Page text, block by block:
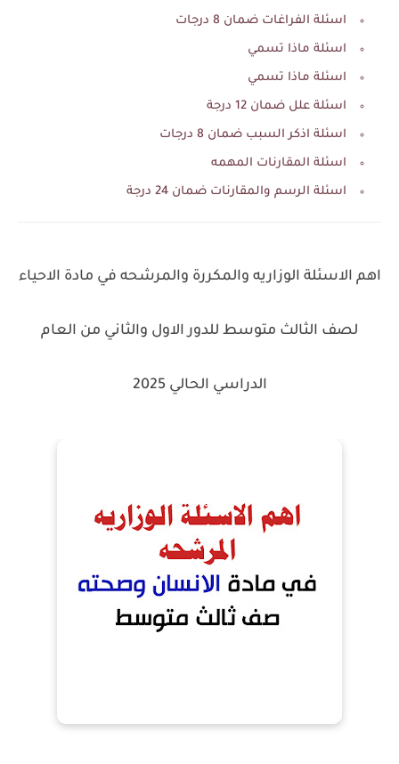
اسئلة الفراغات ضمان 8 درجات
اسئلة ماذا تسمي
اسئلة ماذا تسمي
اسئلة علل ضمان 12 درجة
اسئلة اذكر السبب ضمان 8 درجات
اسئلة المقارنات المهمه
اسئلة الرسم والمقارنات ضمان 24 درجة
اهم الاسئلة الوزاريه والمكررة والمرشحه في مادة الاحياء
لصف الثالث متوسط للدور الاول والثاني من العام
الدراسي الحالي 2025